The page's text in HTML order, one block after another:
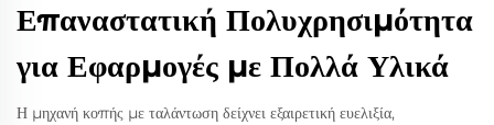
Επαναστατική Πολυχρησιμότητα
για Εφαρμογές με Πολλά Υλικά
Η μηχανή κοπής με ταλάντωση δείχνει εξαιρετική ευελιξία,